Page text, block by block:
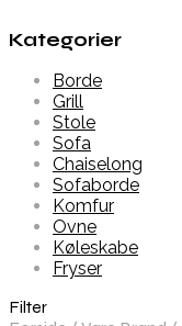
Kategorier
Borde
Grill
Stole
Sofa
Chaiselong
Sofaborde
Komfur
Ovne
Køleskabe
Fryser
Filter